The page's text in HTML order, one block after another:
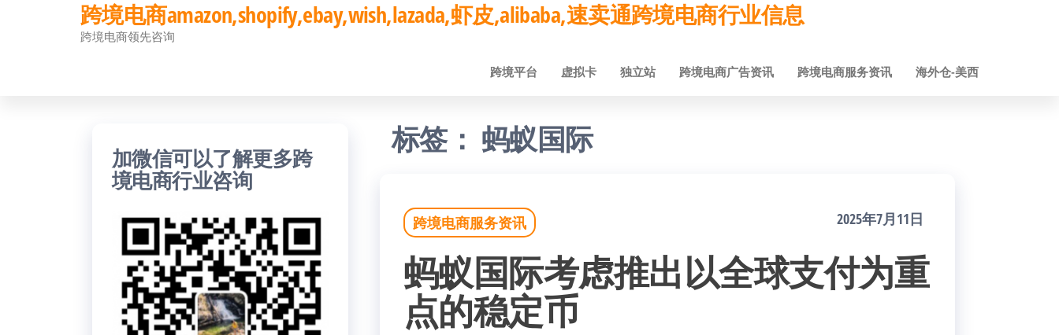
跨境电商amazon,shopify,ebay,wish,lazada,虾皮,alibaba,速卖通跨境电商行业信息
跨境电商领先咨询
跨境平台 虚拟卡 独立站 跨境电商广告资讯 跨境电商服务资讯 海外仓-美西
标签：蚂蚁国际
跨境电商服务资讯 2025年7月11日
蚂蚁国际考虑推出以全球支付为重
点的稳定币
加微信可以了解更多跨
境电商行业咨询